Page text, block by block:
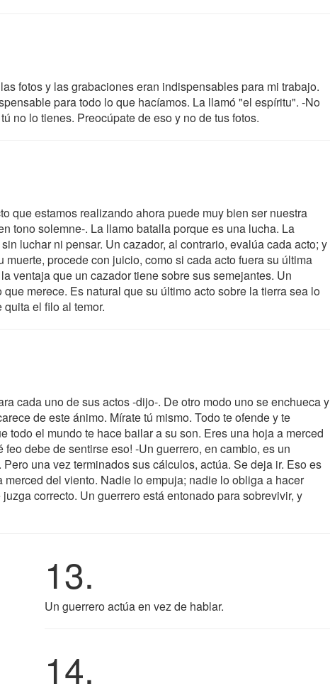
fotos y las grabaciones eran indispensables para mi trabajo.
para todo lo que hacíamos. La llamó "el espíritu". -No
no lo tienes. Preocúpate de eso y no de tus fotos.
que estamos realizando ahora puede muy bien ser nuestra
tono solemne-. La llamo batalla porque es una lucha. La
luchar ni pensar. Un cazador, al contrario, evalúa cada acto; y
procede con juicio, como si cada acto fuera su última
ventaja que un cazador tiene sobre sus semejantes. Un
merece. Es natural que su último acto sobre la tierra sea lo
el filo al temor.
cada uno de sus actos -dijo-. De otro modo uno se enchueca y
de este ánimo. Mírate tú mismo. Todo te ofende y te
todo el mundo te hace bailar a su son. Eres una hoja a merced
feo debe de sentirse eso! -Un guerrero, en cambio, es un
una vez terminados sus cálculos, actúa. Se deja ir. Eso es
del viento. Nadie lo empuja; nadie lo obliga a hacer
correcto. Un guerrero está entonado para sobrevivir, y
13.
Un guerrero actúa en vez de hablar.
14.